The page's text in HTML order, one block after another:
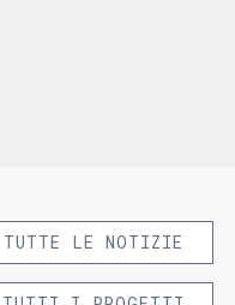
TUTTE LE NOTIZIE